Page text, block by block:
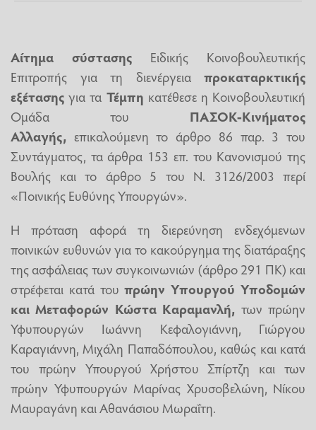
Αίτημα σύστασης Ειδικής Κοινοβουλευτικής
Επιτροπής για τη διενέργεια προκαταρκτικής
εξέτασης για τα Τέμπη κατέθεσε η Κοινοβουλευτική
Ομάδα του ΠΑΣΟΚ-Κινήματος
Αλλαγής, επικαλούμενη το άρθρο 86 παρ. 3 του
Συντάγματος, τα άρθρα 153 επ. του Κανονισμού της
Βουλής και το άρθρο 5 του Ν. 3126/2003 περί
«Ποινικής Ευθύνης Υπουργών».
Η πρόταση αφορά τη διερεύνηση ενδεχόμενων
ποινικών ευθυνών για το κακούργημα της διατάραξης
της ασφάλειας των συγκοινωνιών (άρθρο 291 ΠΚ) και
στρέφεται κατά του πρώην Υπουργού Υποδομών
και Μεταφορών Κώστα Καραμανλή, των πρώην
Υφυπουργών Ιωάννη Κεφαλογιάννη, Γιώργου
Καραγιάννη, Μιχάλη Παπαδόπουλου, καθώς και κατά
του πρώην Υπουργού Χρήστου Σπίρτζη και των
πρώην Υφυπουργών Μαρίνας Χρυσοβελώνη, Νίκου
Μαυραγάνη και Αθανάσιου Μωραΐτη.